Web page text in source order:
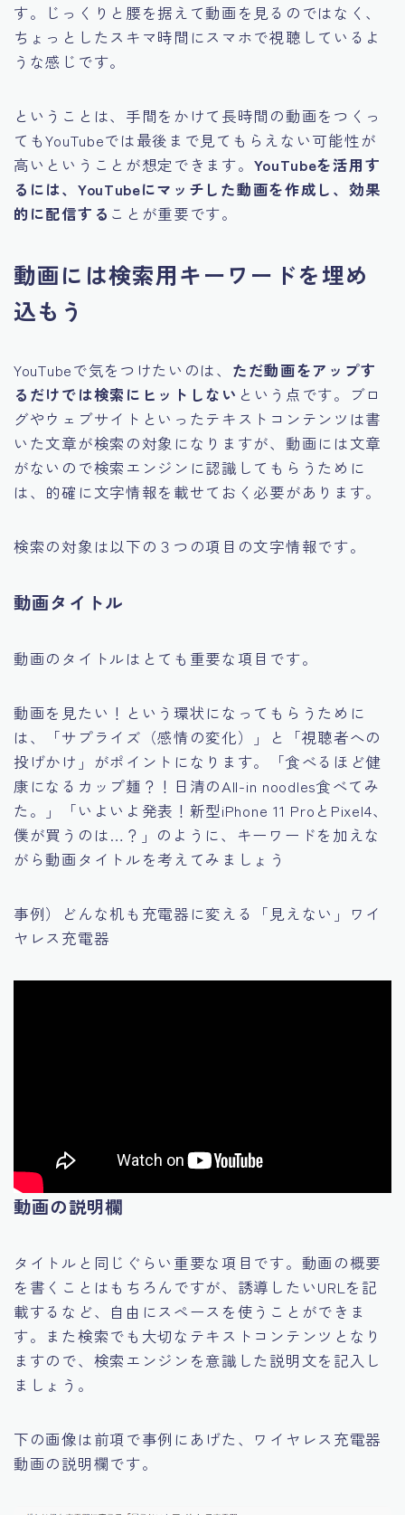
す。じっくりと腰を据えて動画を見るのではなく、
ちょっとしたスキマ時間にスマホで視聴しているよ
うな感じです。
ということは、手間をかけて長時間の動画をつくっ
てもYouTubeでは最後まで見てもらえない可能性が
高いということが想定できます。 YouTubeを活用す
るには、YouTubeにマッチした動画を作成し、効果
的に配信する ことが重要です。
動画には検索用キーワードを埋め
込もう
YouTubeで気をつけたいのは、 ただ動画をアップす
るだけでは検索にヒットしない という点です。ブロ
グやウェブサイトといったテキストコンテンツは書
いた文章が検索の対象になりますが、動画には文章
がないので検索エンジンに認識してもらうために
は、的確に文字情報を載せておく必要があります。
検索の対象は以下の３つの項目の文字情報です。
動画タイトル
動画のタイトルはとても重要な項目です。
動画を見たい！という環状になってもらうために
は、「サプライズ（感情の変化）」と「視聴者への
投げかけ」がポイントになります。「食べるほど健
康になるカップ麺？！日清のAll-in noodles食べてみ
た。」「いよいよ発表！新型iPhone 11 ProとPixel4、
僕が買うのは…？」のように、キーワードを加えな
がら動画タイトルを考えてみましょう
事例）どんな机も充電器に変える「見えない」ワイ
ヤレス充電器
動画の説明欄
タイトルと同じぐらい重要な項目です。動画の概要
を書くことはもちろんですが、誘導したいURLを記
載するなど、自由にスペースを使うことができま
す。また検索でも大切なテキストコンテンツとなり
ますので、検索エンジンを意識した説明文を記入し
ましょう。
下の画像は前項で事例にあげた、ワイヤレス充電器
動画の説明欄です。